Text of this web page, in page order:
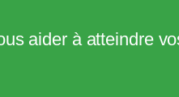
aider à atteindre